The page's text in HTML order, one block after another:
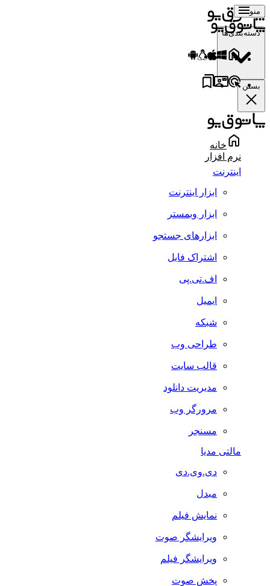
منو
دسته‌بندی‌ها
بستن
خانه
نرم افزار
اینترنت
ابزار اینترنت
ابزار وبمستر
ابزارهای جستجو
اشتراک فایل
اف.تی.پی
ایمیل
شبکه
طراحی وب
قالب سایت
مدیریت دانلود
مرورگر وب
مسنجر
مالتی مدیا
دی.وی.دی
مبدل
نمایش فیلم
ویرایشگر صوت
ویرایشگر فیلم
پخش صوت